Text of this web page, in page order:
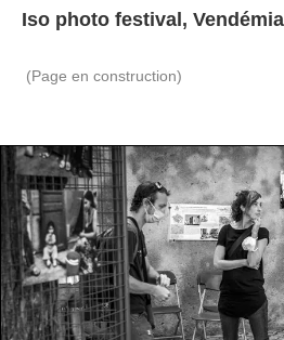
Iso photo festival,
(Page en construction)